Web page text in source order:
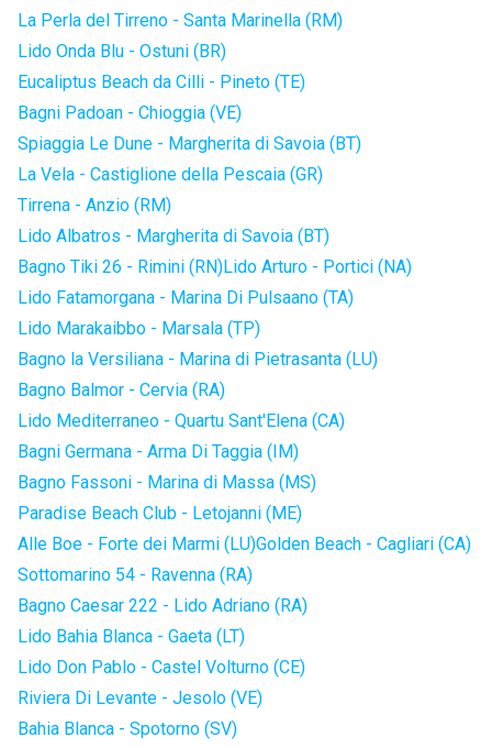
La Perla del Tirreno - Santa Marinella (RM)
Lido Onda Blu - Ostuni (BR)
Eucaliptus Beach da Cilli - Pineto (TE)
Bagni Padoan - Chioggia (VE)
Spiaggia Le Dune - Margherita di Savoia (BT)
La Vela - Castiglione della Pescaia (GR)
Tirrena - Anzio (RM)
Lido Albatros - Margherita di Savoia (BT)
Bagno Tiki 26 - Rimini (RN)Lido Arturo - Portici (NA)
Lido Fatamorgana - Marina Di Pulsaano (TA)
Lido Marakaibbo - Marsala (TP)
Bagno la Versiliana - Marina di Pietrasanta (LU)
Bagno Balmor - Cervia (RA)
Lido Mediterraneo - Quartu Sant'Elena (CA)
Bagni Germana - Arma Di Taggia (IM)
Bagno Fassoni - Marina di Massa (MS)
Paradise Beach Club - Letojanni (ME)
Alle Boe - Forte dei Marmi (LU)Golden Beach - Cagliari (CA)
Sottomarino 54 - Ravenna (RA)
Bagno Caesar 222 - Lido Adriano (RA)
Lido Bahia Blanca - Gaeta (LT)
Lido Don Pablo - Castel Volturno (CE)
Riviera Di Levante - Jesolo (VE)
Bahia Blanca - Spotorno (SV)